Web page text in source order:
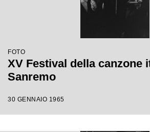
FOTO
XV Festival della canzone
Sanremo
30 GENNAIO 1965